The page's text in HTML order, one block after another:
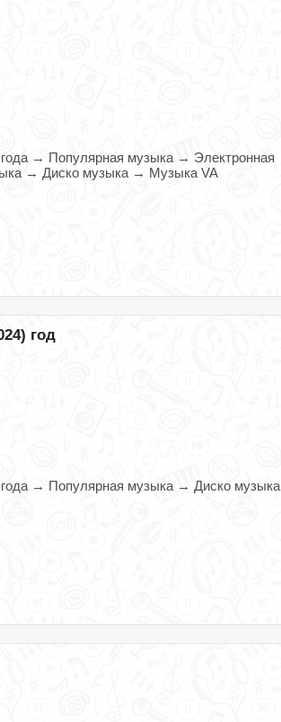
→ Популярная музыка → Электронная
→ Диско музыка → Музыка VA
год
→ Популярная музыка → Диско музыка